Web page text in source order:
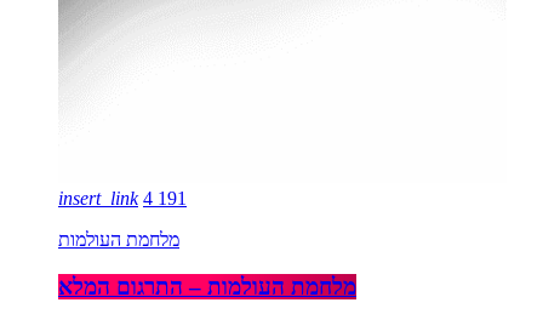
insert_link 4 191
מלחמת העולמות
מלחמת העולמות – התרגום המלא